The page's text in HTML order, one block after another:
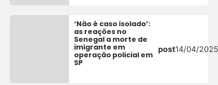
‘Não é caso isolado’:
as reações no
Senegal a morte de
imigrante em
operação policial em
SP
post14/04/